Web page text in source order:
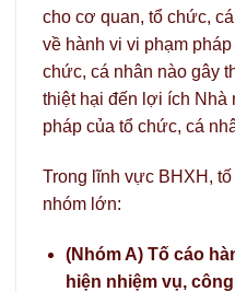
cho cơ quan, tổ chức,
về hành vi vi phạm
chức, cá nhân nào gây
thiệt hại đến lợi ích
pháp của tổ chức, cá
Trong lĩnh vực BHXH,
nhóm lớn:
(Nhóm A) Tố cáo
hiện nhiệm vụ,